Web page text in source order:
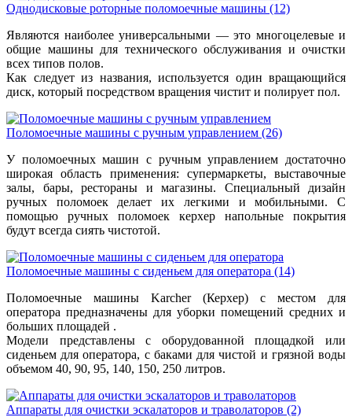
Однодисковые роторные поломоечные машины (12)
Являются наиболее универсальными — это многоцелевые и
общие машины для технического обслуживания и очистки
всех типов полов.
Как следует из названия, используется один вращающийся
диск, который посредством вращения чистит и полирует пол.
Поломоечные машины с ручным управлением (26)
У поломоечных машин с ручным управлением достаточно
широкая область применения: супермаркеты, выставочные
залы, бары, рестораны и магазины. Специальный дизайн
ручных поломоек делает их легкими и мобильными. С
помощью ручных поломоек керхер напольные покрытия
будут всегда сиять чистотой.
Поломоечные машины с сиденьем для оператора (14)
Поломоечные машины Karcher (Керхер) с местом для
оператора предназначены для уборки помещений средних и
больших площадей .
Модели представлены с оборудованной площадкой или
сиденьем для оператора, с баками для чистой и грязной воды
объемом 40, 90, 95, 140, 150, 250 литров.
Аппараты для очистки эскалаторов и траволаторов (2)